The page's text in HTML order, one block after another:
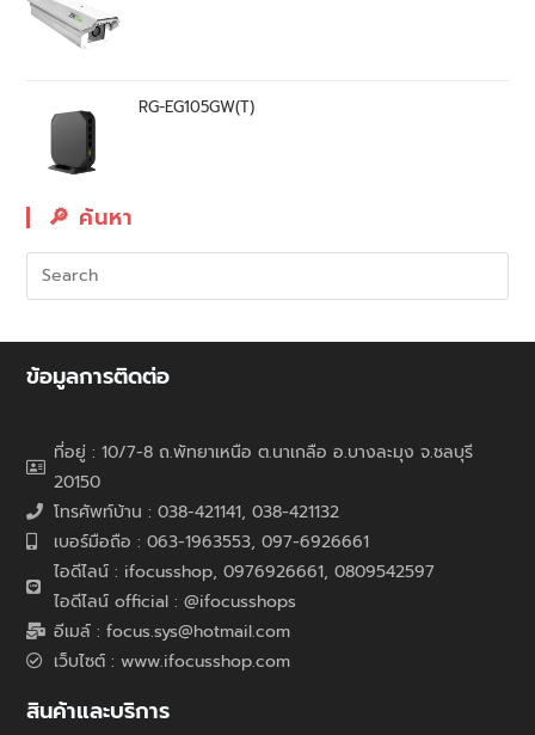
RG-EG105GW(T)
🔎︎ ค้นหา
ข้อมูลการติดต่อ
ที่อยู่ : 10/7-8 ถ.พัทยาเหนือ ต.นาเกลือ อ.บางละมุง จ.ชลบุรี
20150
โทรศัพท์บ้าน : 038-421141, 038-421132
เบอร์มือถือ : 063-1963553, 097-6926661
ไอดีไลน์ : ifocusshop, 0976926661, 0809542597
ไอดีไลน์ official : @ifocusshops
อีเมล์ : focus.sys@hotmail.com
เว็บไซต์ : www.ifocusshop.com
สินค้าและบริการ